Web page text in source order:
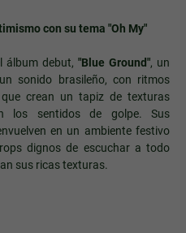
con su tema "Oh My"
álbum debut, "Blue Ground", un
sonido brasileño, con ritmos
crean un tapiz de texturas
los sentidos de golpe. Sus
en un ambiente festivo
dignos de escuchar a todo
sus ricas texturas.